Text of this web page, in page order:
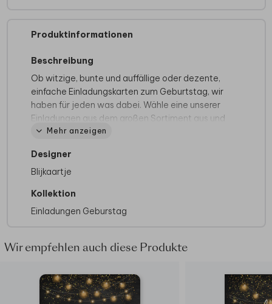
Produktinformationen
Beschreibung
Ob witzige, bunte und auffällige oder dezente,
einfache Einladungskarten zum Geburtstag, wir
haben für jeden was dabei. Wähle eine unserer
Einladungen aus dem großen Sortiment aus und
lasse deiner Fantasie freien Lauf. Mit eigenen
persönlicher. Geladene Gäste werden große
Augen machen, wenn sie diese witzige
Dieses Produkt ist Teil des
Geburtstagseinladung-Sets
Mehr anzeigen
Designer
Blijkaartje
Kollektion
Einladungen Geburstag
Wir empfehlen auch diese Produkte